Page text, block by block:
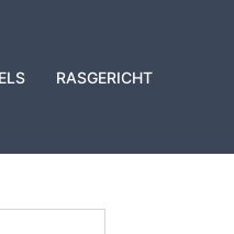
RASGERICHT